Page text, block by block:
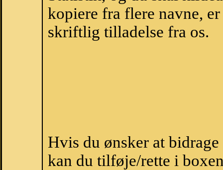
kopiere fra flere navne,
skriftlig tilladelse fra os.
Hvis du ønsker at
kan du tilføje/rette i